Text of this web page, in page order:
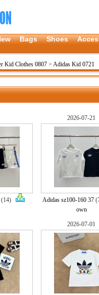
Bags Shoes
Kid Clothes 0807 > Adidas Kid 0721
(14)
2026-07-21
Adidas sz100-160 37
own
2026-07-01